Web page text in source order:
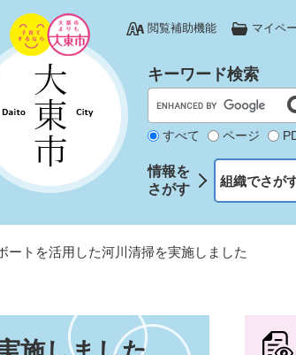
閲覧補助機能 マイペ
キーワード検索
すべて ページ
情報を
さがす
組織でさが
ートを活用した河川清掃を実施しました